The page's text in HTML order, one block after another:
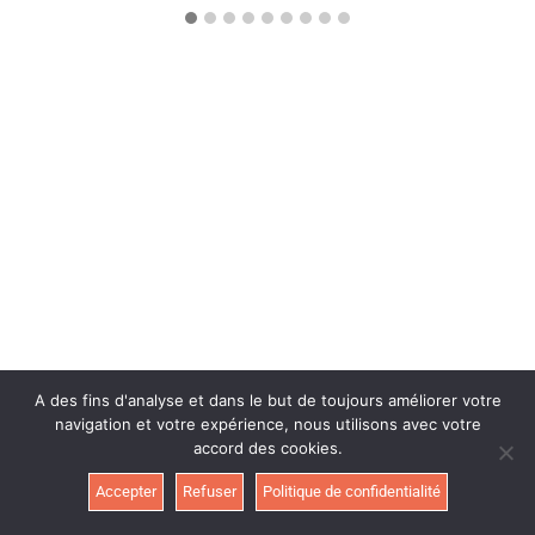
A des fins d'analyse et dans le but de toujours améliorer votre
navigation et votre expérience, nous utilisons avec votre
accord des cookies.
Accepter Refuser Politique de confidentialité